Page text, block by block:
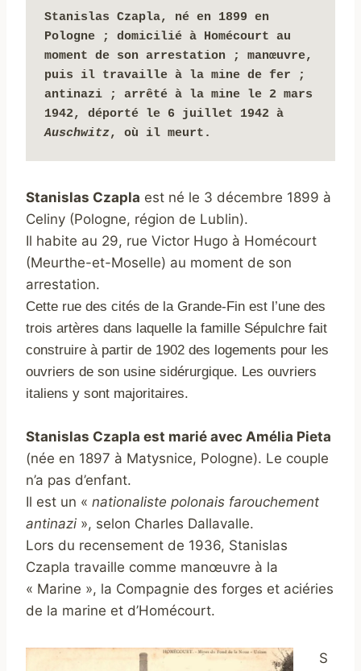
Stanislas Czapla, né en 1899 en
Pologne ; domicilié à Homécourt au
moment de son arrestation ; manœuvre,
puis il travaille à la mine de fer ;
antinazi ; arrêté à la mine le 2 mars
1942
, déporté le 6 juillet 1942 à
Auschwitz, où il meurt.
Stanislas Czapla est né le 3 décembre 1899 à
Celiny (Pologne, région de Lublin).
Il habite au 29, rue Victor Hugo à Homécourt
(Meurthe-et-Moselle) au moment de son
arrestation.
Cette rue des cités de la Grande-Fin est l’une des
trois artères dans laquelle la famille Sépulchre fait
construire à partir de 1902 des logements pour les
ouvriers de son usine sidérurgique. Les ouvriers
italiens y sont majoritaires.
Stanislas Czapla est marié avec Amélia Pieta
(née en 1897 à Matysnice, Pologne). Le couple
n’a pas d’enfant.
Il est un « nationaliste polonais farouchement
antinazi », selon Charles Dallavalle.
Lors du recensement de 1936, Stanislas
Czapla travaille comme manœuvre à la
« Marine », la Compagnie des forges et aciéries
de la marine et d’Homécourt.
S